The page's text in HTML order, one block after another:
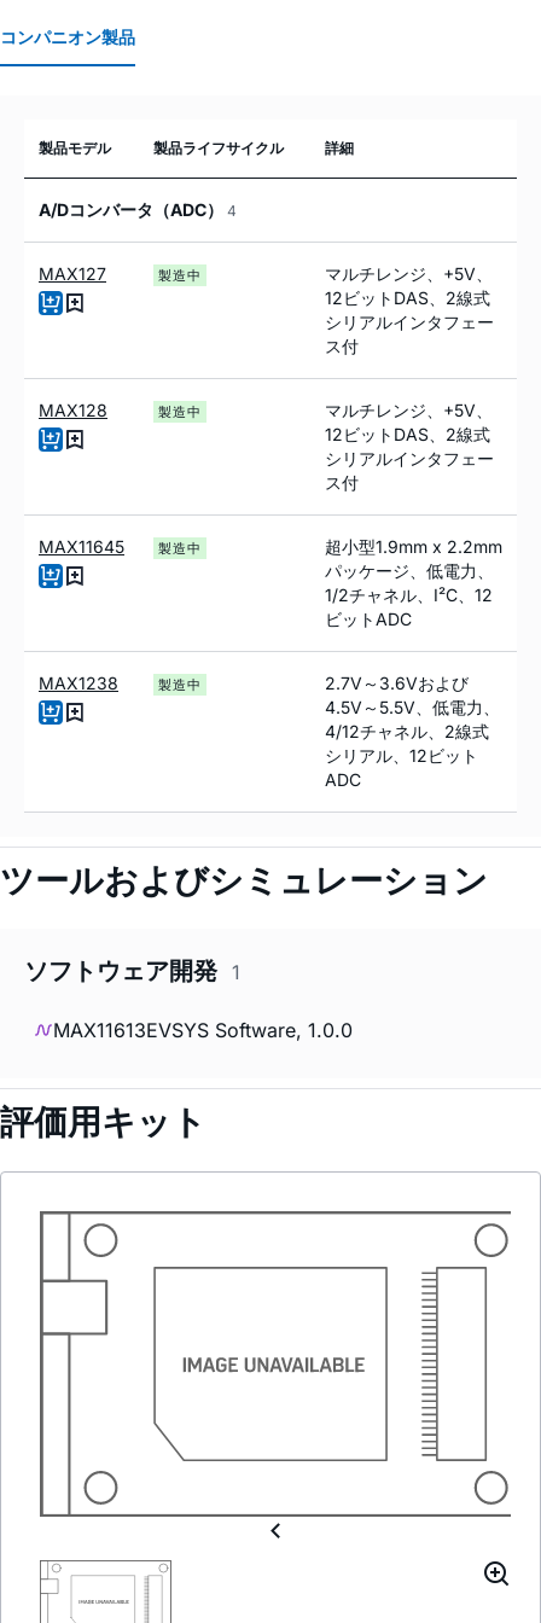
コンパニオン製品
製品モデル 製品ライフサイクル 詳細
A/Dコンバータ（ADC） 4
MAX127 製造中
マルチレンジ、+5V、
12ビットDAS、2線式
シリアルインタフェー
ス付
MAX128 製造中
マルチレンジ、+5V、
12ビットDAS、2線式
シリアルインタフェー
ス付
MAX11645 製造中
超小型1.9mm x 2.2mm
パッケージ、低電力、
1/2チャネル、I²C、12
ビットADC
MAX1238 製造中
2.7V～3.6Vおよび
4.5V～5.5V、低電力、
4/12チャネル、2線式
シリアル、12ビット
ADC
ツールおよびシミュレーション
ソフトウェア開発 1
MAX11613EVSYS Software, 1.0.0
評価用キット